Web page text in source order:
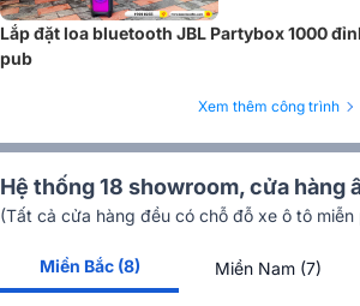
Mặt trước là logo thương hiệu
Lắp đặt loa bluetooth JBL Partybox 1000
pub
Xem thêm công trình
Hệ thống 18 showroom, cửa hàng
(Tất cả cửa hàng đều có chỗ đỗ xe ô tô miễn
Miền Bắc (8) Miền Nam (7)